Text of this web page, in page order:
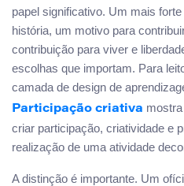
papel significativo. Um mais
história, um motivo para
contribuição para viver e
escolhas que importam. Para
camada de design de
Participação criativa
criar participação, criatividade e
realização de uma atividade
A distinção é importante. Um